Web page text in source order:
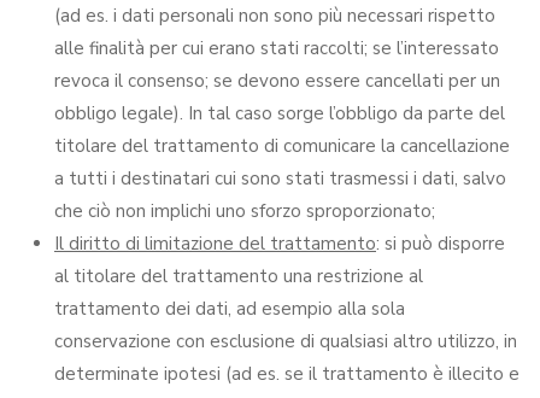
(ad es. i dati personali non sono più necessari rispetto
alle finalità per cui erano stati raccolti; se l’interessato
revoca il consenso; se devono essere cancellati per un
obbligo legale). In tal caso sorge l’obbligo da parte del
titolare del trattamento di comunicare la cancellazione
a tutti i destinatari cui sono stati trasmessi i dati, salvo
che ciò non implichi uno sforzo sproporzionato;
Il diritto di limitazione del trattamento: si può disporre
al titolare del trattamento una restrizione al
trattamento dei dati, ad esempio alla sola
conservazione con esclusione di qualsiasi altro utilizzo, in
determinate ipotesi (ad es. se il trattamento è illecito e